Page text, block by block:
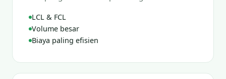
LCL & FCL
Volume besar
Biaya paling efisien